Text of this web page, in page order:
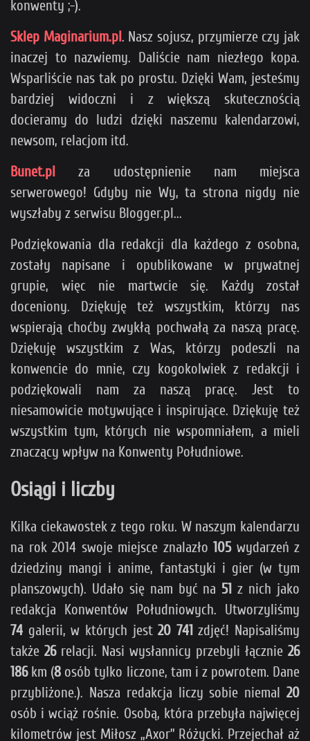
konwenty ;-).
Sklep Maginarium.pl. Nasz sojusz, przymierze czy jak
inaczej to nazwiemy. Daliście nam niezłego kopa.
Wsparliście nas tak po prostu. Dzięki Wam, jesteśmy
bardziej widoczni i z większą skutecznością
docieramy do ludzi dzięki naszemu kalendarzowi,
newsom, relacjom itd.
Bunet.pl za udostępnienie nam miejsca
serwerowego! Gdyby nie Wy, ta strona nigdy nie
wyszłaby z serwisu Blogger.pl...
Podziękowania dla redakcji dla każdego z osobna,
zostały napisane i opublikowane w prywatnej
grupie, więc nie martwcie się. Każdy został
doceniony. Dziękuję też wszystkim, którzy nas
wspierają choćby zwykłą pochwałą za naszą pracę.
Dziękuję wszystkim z Was, którzy podeszli na
konwencie do mnie, czy kogokolwiek z redakcji i
podziękowali nam za naszą pracę. Jest to
niesamowicie motywujące i inspirujące. Dziękuję też
wszystkim tym, których nie wspomniałem, a mieli
znaczący wpływ na Konwenty Południowe.
Osiągi i liczby
Kilka ciekawostek z tego roku. W naszym kalendarzu
na rok 2014 swoje miejsce znalazło 105wydarzeń z
dziedziny mangi i anime, fantastyki i gier (w tym
planszowych). Udało się nam być na 51 z nich jako
redakcja Konwentów Południowych. Utworzyliśmy
74 galerii, w których jest20 741 zdjęć! Napisaliśmy
także 26relacji. Nasi wysłannicy przebyli łącznie 26
186km (8 osób tylko liczone, tam i z powrotem. Dane
przybliżone.). Nasza redakcja liczy sobie niemal 20
osób i wciąż rośnie. Osobą, która przebyła najwięcej
kilometrów jest Miłosz „Axor” Różycki. Przejechał aż